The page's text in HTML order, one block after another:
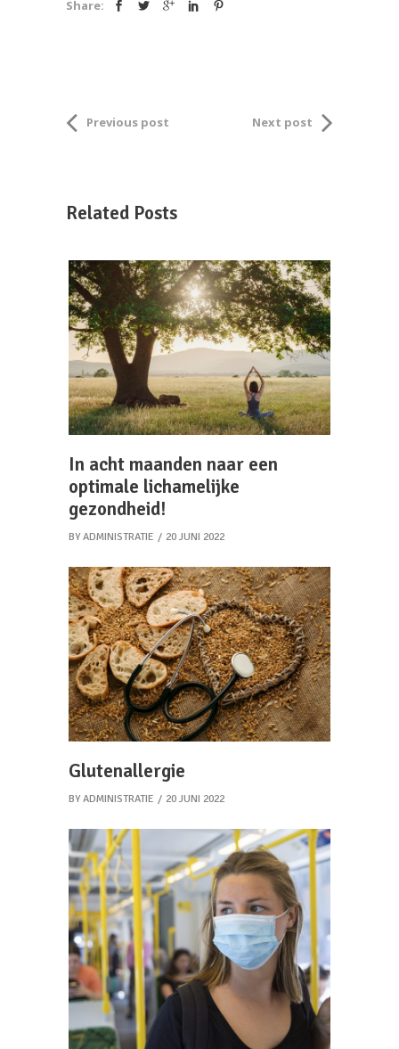
Share:
Previous post Next post
Related Posts
In acht maanden naar een
optimale lichamelijke
gezondheid!
BY ADMINISTRATIE 20 JUNI 2022
Glutenallergie
BY ADMINISTRATIE 20 JUNI 2022